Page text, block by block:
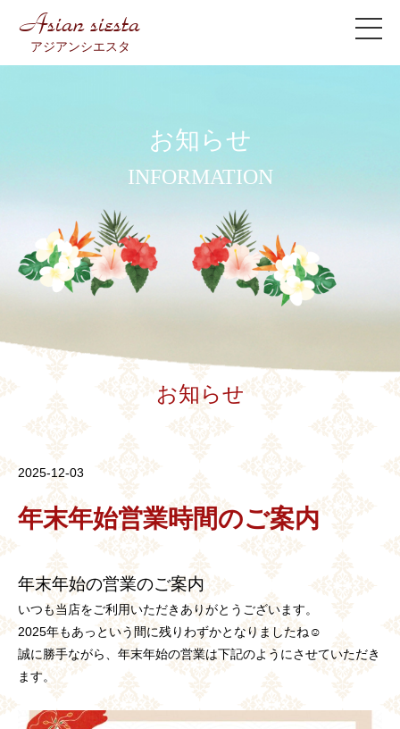
Asian siesta
アジアンシエスタ
お知らせ
INFORMATION
お知らせ
2025-12-03
年末年始営業時間のご案内
年末年始の営業のご案内
いつも当店をご利用いただきありがとうございます。
2025年もあっという間に残りわずかとなりましたね☺
誠に勝手ながら、年末年始の営業は下記のようにさせていただき
ます。